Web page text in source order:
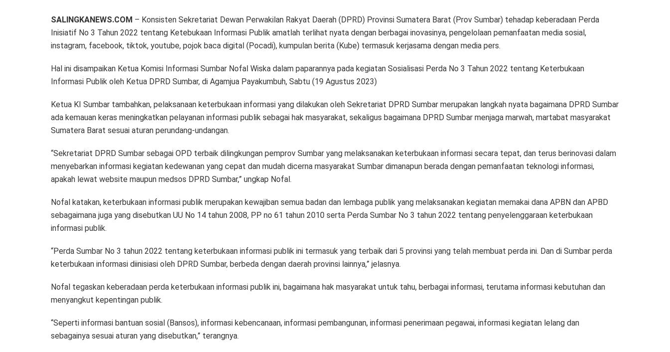
SALINGKANEWS.COM – Konsisten Sekretariat Dewan Perwakilan Rakyat Daerah (DPRD) Provinsi Sumatera Barat (Prov Sumbar) tehadap keberadaan Perda
Inisiatif No 3 Tahun 2022 tentang Ketebukaan Informasi Publik amatlah terlihat nyata dengan berbagai inovasinya, pengelolaan pemanfaatan media sosial,
instagram, facebook, tiktok, youtube, pojok baca digital (Pocadi), kumpulan berita (Kube) termasuk kerjasama dengan media pers.
Hal ini disampaikan Ketua Komisi Informasi Sumbar Nofal Wiska dalam paparannya pada kegiatan Sosialisasi Perda No 3 Tahun 2022 tentang Keterbukaan
Informasi Publik oleh Ketua DPRD Sumbar, di Agamjua Payakumbuh, Sabtu (19 Agustus 2023)
Ketua KI Sumbar tambahkan, pelaksanaan keterbukaan informasi yang dilakukan oleh Sekretariat DPRD Sumbar merupakan langkah nyata bagaimana DPRD Sumbar
ada kemauan keras meningkatkan pelayanan informasi publik sebagai hak masyarakat, sekaligus bagaimana DPRD Sumbar menjaga marwah, martabat masyarakat
Sumatera Barat sesuai aturan perundang-undangan.
“Sekretariat DPRD Sumbar sebagai OPD terbaik dilingkungan pemprov Sumbar yang melaksanakan keterbukaan informasi secara tepat, dan terus berinovasi dalam
menyebarkan informasi kegiatan kedewanan yang cepat dan mudah dicerna masyarakat Sumbar dimanapun berada dengan pemanfaatan teknologi informasi,
apakah lewat website maupun medsos DPRD Sumbar,” ungkap Nofal.
Nofal katakan, keterbukaan informasi publik merupakan kewajiban semua badan dan lembaga publik yang melaksanakan kegiatan memakai dana APBN dan APBD
sebagaimana juga yang disebutkan UU No 14 tahun 2008, PP no 61 tahun 2010 serta Perda Sumbar No 3 tahun 2022 tentang penyelenggaraan keterbukaan
informasi publik.
“Perda Sumbar No 3 tahun 2022 tentang keterbukaan informasi publik ini termasuk yang terbaik dari 5 provinsi yang telah membuat perda ini. Dan di Sumbar perda
keterbukaan informasi diinisiasi oleh DPRD Sumbar, berbeda dengan daerah provinsi lainnya,” jelasnya.
Nofal tegaskan keberadaan perda keterbukaan informasi publik ini, bagaimana hak masyarakat untuk tahu, berbagai informasi, terutama informasi kebutuhan dan
menyangkut kepentingan publik.
“Seperti informasi bantuan sosial (Bansos), informasi kebencanaan, informasi pembangunan, informasi penerimaan pegawai, informasi kegiatan lelang dan
sebagainya sesuai aturan yang disebutkan,” terangnya.